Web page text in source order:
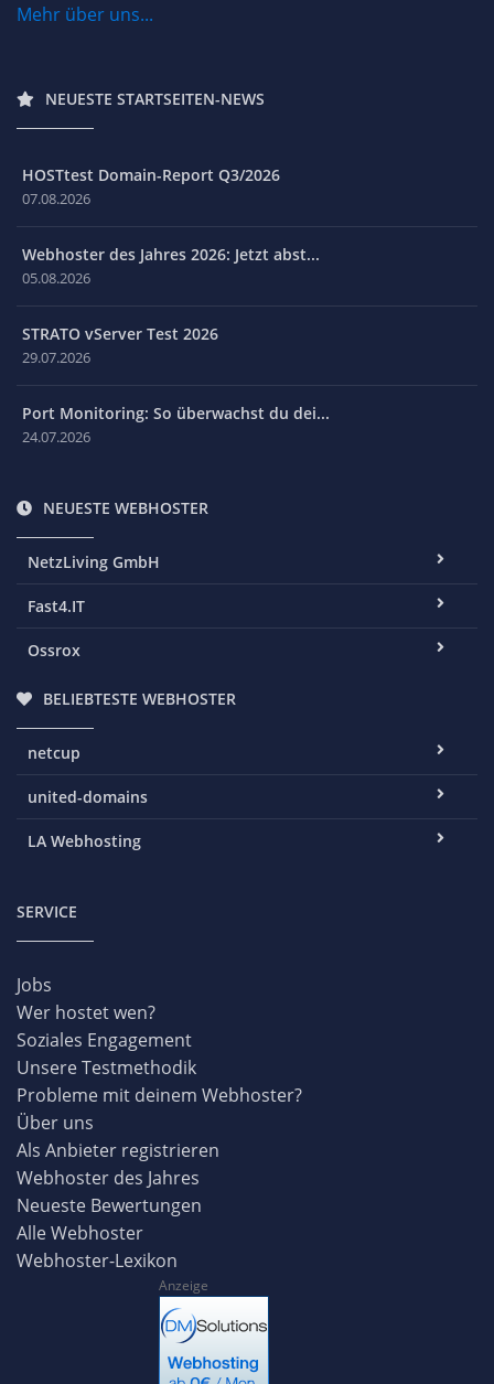
Mehr über uns...
NEUESTE STARTSEITEN-NEWS
HOSTtest Domain-Report Q3/2026
07.08.2026
Webhoster des Jahres 2026: Jetzt abst...
05.08.2026
STRATO vServer Test 2026
29.07.2026
Port Monitoring: So überwachst du dei...
24.07.2026
NEUESTE WEBHOSTER
NetzLiving GmbH
Fast4.IT
Ossrox
BELIEBTESTE WEBHOSTER
netcup
united-domains
LA Webhosting
SERVICE
Jobs
Wer hostet wen?
Soziales Engagement
Unsere Testmethodik
Probleme mit deinem Webhoster?
Über uns
Als Anbieter registrieren
Webhoster des Jahres
Neueste Bewertungen
Alle Webhoster
Webhoster-Lexikon
Anzeige